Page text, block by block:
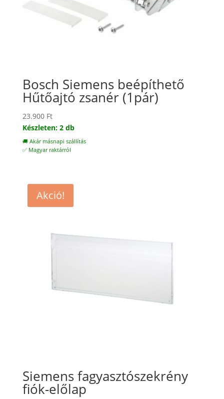
Bosch Siemens beépíthető
Hűtőajtó zsanér (1pár)
23.900 Ft
Készleten: 2 db
🚚 Akár másnapi szállítás
✅ Magyar raktárról
Akció!
Siemens fagyasztószekrény
fiók-előlap